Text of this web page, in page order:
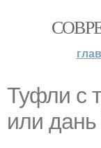
Туфли с
или